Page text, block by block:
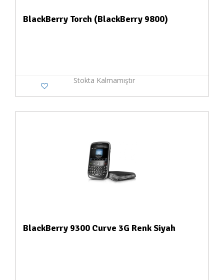
BlackBerry Torch (BlackBerry 9800)
Stokta Kalmamıştır
BlackBerry 9300 Curve 3G Renk Siyah